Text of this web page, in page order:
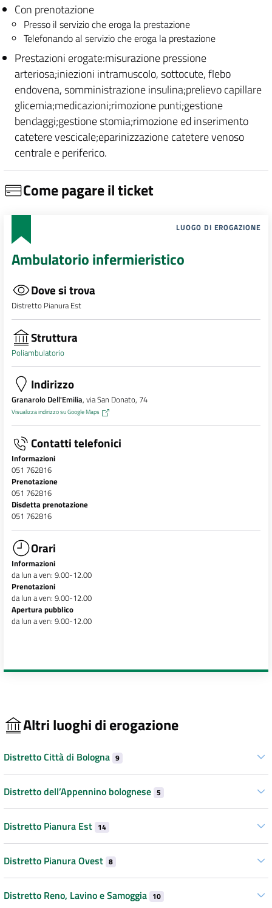
Con prenotazione
Presso il servizio che eroga la prestazione
Telefonando al servizio che eroga la prestazione
Prestazioni erogate:misurazione pressione
arteriosa;iniezioni intramuscolo, sottocute, flebo
endovena, somministrazione insulina;prelievo capillare
glicemia;medicazioni;rimozione punti;gestione
bendaggi;gestione stomia;rimozione ed inserimento
catetere vescicale;eparinizzazione catetere venoso
centrale e periferico.
Come pagare il ticket
LUOGO DI EROGAZIONE
Ambulatorio infermieristico
Dove si trova
Distretto Pianura Est
Struttura
Poliambulatorio
Indirizzo
Granarolo Dell'Emilia, via San Donato, 74
Visualizza indirizzo su Google Maps
Contatti telefonici
Informazioni
051 762816
Prenotazione
051 762816
Disdetta prenotazione
051 762816
Orari
Informazioni
da lun a ven: 9.00-12.00
Prenotazioni
da lun a ven: 9.00-12.00
Apertura pubblico
da lun a ven: 9.00-12.00
Altri luoghi di erogazione
Distretto Città di Bologna 9
Distretto dell’Appennino bolognese 5
Distretto Pianura Est 14
Distretto Pianura Ovest 8
Distretto Reno, Lavino e Samoggia 10